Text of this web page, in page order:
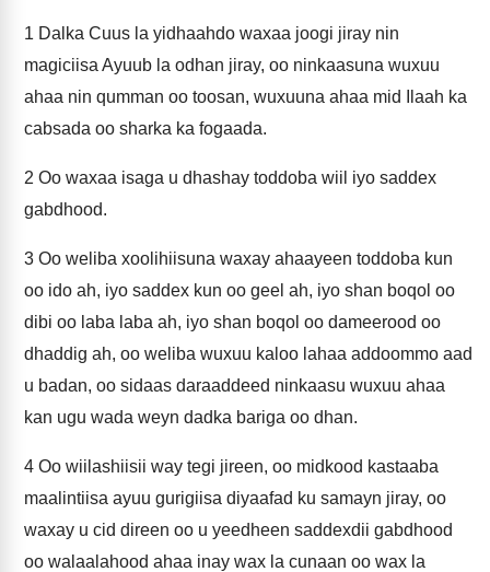
1 Dalka Cuus la yidhaahdo waxaa joogi jiray nin
magiciisa Ayuub la odhan jiray, oo ninkaasuna wuxuu
ahaa nin qumman oo toosan, wuxuuna ahaa mid Ilaah ka
cabsada oo sharka ka fogaada.
2 Oo waxaa isaga u dhashay toddoba wiil iyo saddex
gabdhood.
3 Oo weliba xoolihiisuna waxay ahaayeen toddoba kun
oo ido ah, iyo saddex kun oo geel ah, iyo shan boqol oo
dibi oo laba laba ah, iyo shan boqol oo dameerood oo
dhaddig ah, oo weliba wuxuu kaloo lahaa addoommo aad
u badan, oo sidaas daraaddeed ninkaasu wuxuu ahaa
kan ugu wada weyn dadka bariga oo dhan.
4 Oo wiilashiisii way tegi jireen, oo midkood kastaaba
maalintiisa ayuu gurigiisa diyaafad ku samayn jiray, oo
waxay u cid direen oo u yeedheen saddexdii gabdhood
oo walaalahood ahaa inay wax la cunaan oo wax la